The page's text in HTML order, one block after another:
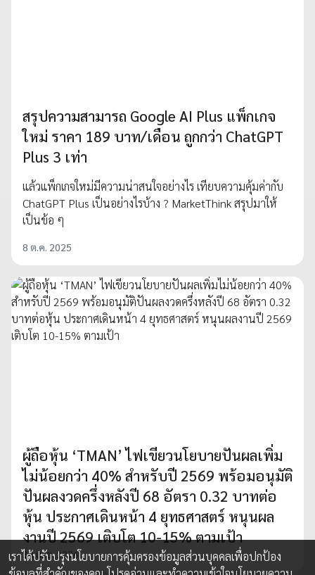
สรุปความสามารถ Google AI Plus แพ็กเกจ
ใหม่ ราคา 189 บาท/เดือน ถูกกว่า ChatGPT
Plus 3 เท่า
แล้วแพ็กเกจใหม่มีความน่าสนใจอย่างไร เทียบความคุ้มค่ากับ
ChatGPT Plus เป็นอย่างไรบ้าง ? MarketThink สรุปมาให้
เป็นข้อ ๆ
8 ต.ค. 2025
ผู้ถือหุ้น ‘TMAN’ ไฟเขียวนโยบายปันผลเพิ่ม
ไม่น้อยกว่า 40% สำหรับปี 2569 พร้อมอนุมัติ
ปันผลงวดครึ่งหลังปี 68 อัตรา 0.32 บาทต่อ
หุ้น ประกาศเดินหน้า 4 ยุทธศาสตร์ หนุนผล
งานปี 2569 เติบโต 10-15% ตามเป้า
30 เม.ย. 2026
เราได้ปรับปรุงนโยบายการคุ้มครองข้อมูลส่วนบุคคลเพื่อปกป้อง